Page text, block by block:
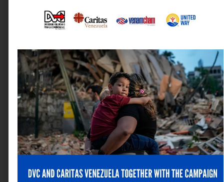
Tu dirección de correo electrónico no será publicada.
Los campos obligatorios están marcados con*